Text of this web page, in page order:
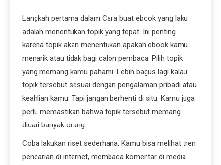
Langkah pertama dalam Cara buat ebook yang laku
adalah menentukan topik yang tepat. Ini penting
karena topik akan menentukan apakah ebook kamu
menarik atau tidak bagi calon pembaca. Pilih topik
yang memang kamu pahami. Lebih bagus lagi kalau
topik tersebut sesuai dengan pengalaman pribadi atau
keahlian kamu. Tapi jangan berhenti di situ. Kamu juga
perlu memastikan bahwa topik tersebut memang
dicari banyak orang.
Coba lakukan riset sederhana. Kamu bisa melihat tren
pencarian di internet, membaca komentar di media